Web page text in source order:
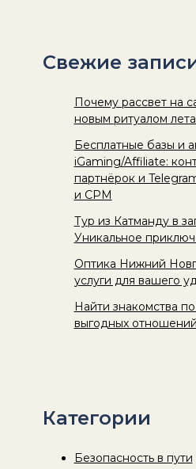
Свежие
Почему рассвет на
новым ритуалом
Бесплатные базы и
iGaming/Affiliate:
партнёрок и
и CPM
Тур из Катманду в
Уникальное
Оптика Нижний
услуги для вашего
Найти знакомства
выгодных
Категории
Безопасность в пути